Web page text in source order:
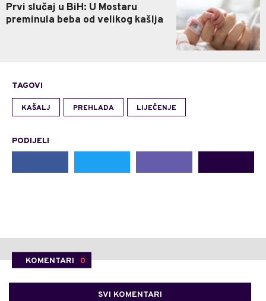
Prvi slučaj u BiH: U Mostaru
preminula beba od velikog kašlja
TAGOVI
KAŠALJ PREHLADA LIJEČENJE
PODIJELI
KOMENTARI 0
SVI KOMENTARI